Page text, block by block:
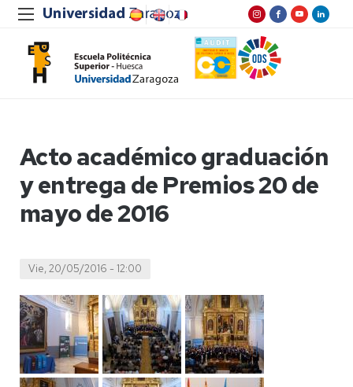
Acto académico graduación
y entrega de Premios 20 de
mayo de 2016
Vie, 20/05/2016 - 12:00